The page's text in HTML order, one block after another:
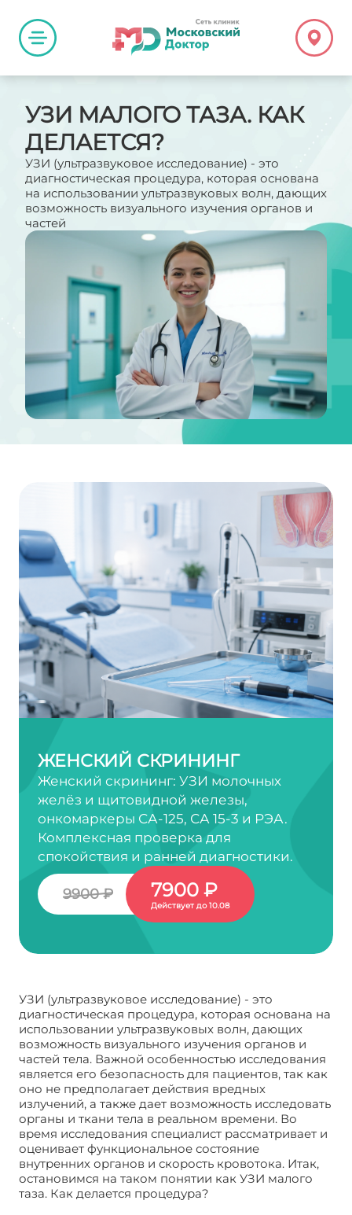
УЗИ МАЛОГО ТАЗА. КАК
ДЕЛАЕТСЯ?
УЗИ (ультразвуковое исследование) - это
диагностическая процедура, которая основана
на использовании ультразвуковых волн, дающих
возможность визуального изучения органов и
частей
ЖЕНСКИЙ СКРИНИНГ
Женский скрининг: УЗИ молочных
желёз и щитовидной железы,
онкомаркеры СА-125, СА 15-3 и РЭА.
Комплексная проверка для
спокойствия и ранней диагностики.
9900 ₽ 7900 ₽
Действует до 10.08
УЗИ (ультразвуковое исследование) - это
диагностическая процедура, которая основана на
использовании ультразвуковых волн, дающих
возможность визуального изучения органов и
частей тела. Важной особенностью исследования
является его безопасность для пациентов, так как
оно не предполагает действия вредных
излучений, а также дает возможность исследовать
органы и ткани тела в реальном времени. Во
время исследования специалист рассматривает и
оценивает функциональное состояние
внутренних органов и скорость кровотока. Итак,
остановимся на таком понятии как УЗИ малого
таза. Как делается процедура?